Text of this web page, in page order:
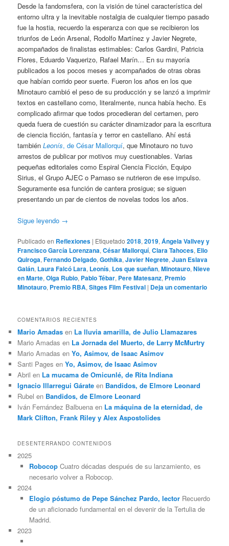
Desde la fandomsfera, con la visión de túnel característica del
entorno ultra y la inevitable nostalgia de cualquier tiempo pasado
fue la hostia, recuerdo la esperanza con que se recibieron los
triunfos de León Arsenal, Rodolfo Martínez y Javier Negrete,
acompañados de finalistas estimables: Carlos Gardini, Patricia
Flores, Eduardo Vaquerizo, Rafael Marín… En su mayoría
publicados a los pocos meses y acompañados de otras obras
que habían corrido peor suerte. Fueron los años en los que
Minotauro cambió el peso de su producción y se lanzó a imprimir
textos en castellano como, literalmente, nunca había hecho. Es
complicado afirmar que todos procedieran del certamen, pero
queda fuera de cuestión su carácter dinamizador para la escritura
de ciencia ficción, fantasía y terror en castellano. Ahí está
tambiénLeonís, de César Mallorquí, que Minotauro no tuvo
arrestos de publicar por motivos muy cuestionables. Varias
pequeñas editoriales como Espiral Ciencia Ficción, Equipo
Sirius, el Grupo AJEC o Parnaso se nutrieron de ese impulso.
Seguramente esa función de cantera prosigue; se siguen
presentando un par de cientos de novelas todos los años.
Sigue leyendo →
Publicado en Reflexiones | Etiquetado 2018,2019,Ángela Vallvey y
Francisco García Lorenzana,César Mallorquí,Clara Tahoces, Elio
Quiroga,Fernando Delgado,Gothika,Javier Negrete,Juan Eslava
Galán, Laura Falcó Lara, Leonís, Los que sueñan,Minotauro,Nieve
en Marte,Olga Rubio, Pablo Tébar, Pere Matesanz, Premio
Minotauro, Premio RBA,Sitges Film Festival | Deja un comentario
COMENTARIOS RECIENTES
Mario Amadas en La lluvia amarilla, de Julio Llamazares
Mario Amadas en La Jornada del Muerto, de Larry McMurtry
Mario Amadas enYo, Asimov, de Isaac Asimov
Santi Pages enYo, Asimov, de Isaac Asimov
Abril en La mucama de Omicunlé, de Rita Indiana
Ignacio Illarregui Gárate en Bandidos, de Elmore Leonard
Rubel en Bandidos, de Elmore Leonard
Iván Fernández Balbuena en La máquina de la eternidad, de
Mark Clifton, Frank Riley y Alex Aspostolides
DESENTERRANDO CONTENIDOS
2025
RobocopCuatro décadas después de su lanzamiento, es
necesario volver a Robocop.
2024
Elogio póstumo de Pepe Sánchez Pardo, lectorRecuerdo
de un aficionado fundamental en el devenir de la Tertulia de
Madrid.
2023